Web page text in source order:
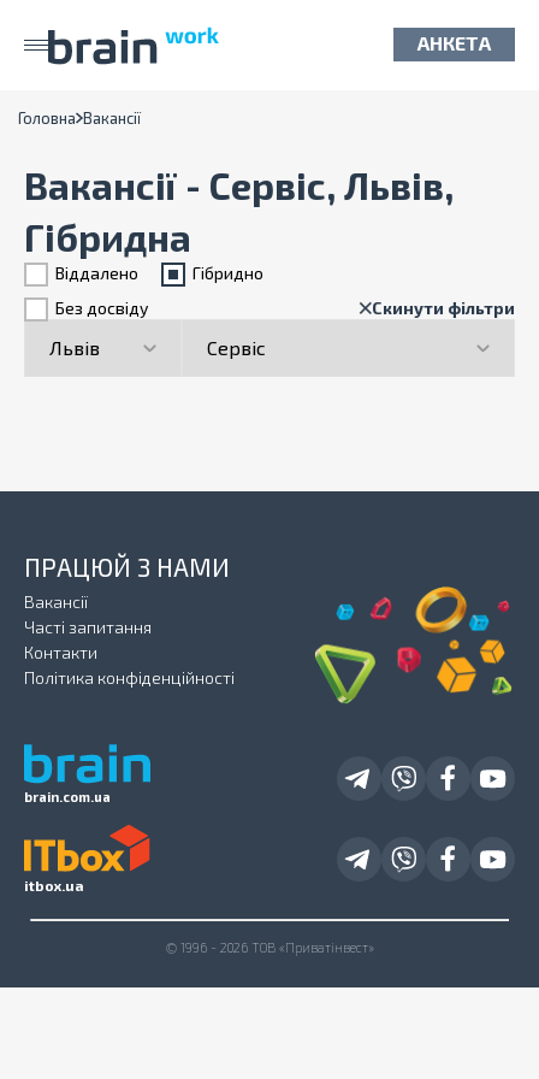
АНКЕТА
Головна Вакансії
Вакансії - Сервіс, Львів,
Гібридна
Віддалено
Гiбридно
Без досвіду
Скинути фільтри
brain.com.ua
ПРАЦЮЙ З НАМИ
Вакансії
Часті запитання
Контакти
Політика конфіденційності
itbox.ua
© 1996 - 2026 ТОВ «Приватінвест»